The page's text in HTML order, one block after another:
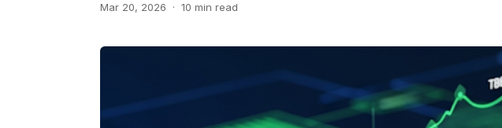
Mar 20, 2026 · 10 min read